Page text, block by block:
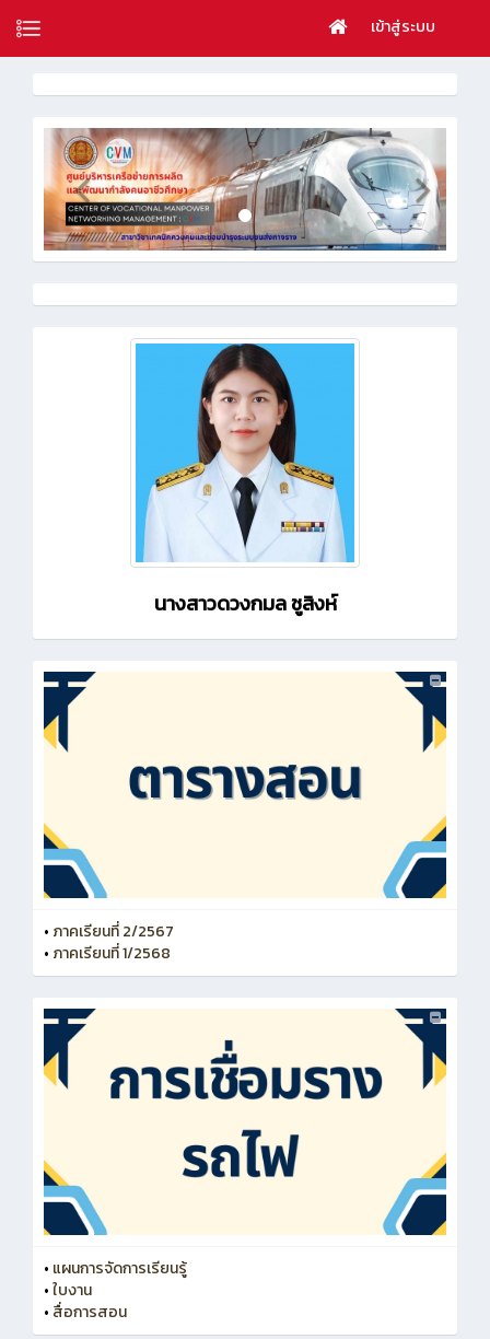
เข้าสู่ระบบ
นางสาวดวงกมล ชูสิงห์
• ภาคเรียนที่ 2/2567
• ภาคเรียนที่ 1/2568
• แผนการจัดการเรียนรู้
•ใบงาน
• สื่อการสอน